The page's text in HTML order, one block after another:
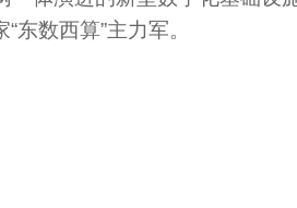
东数西算”主力军。